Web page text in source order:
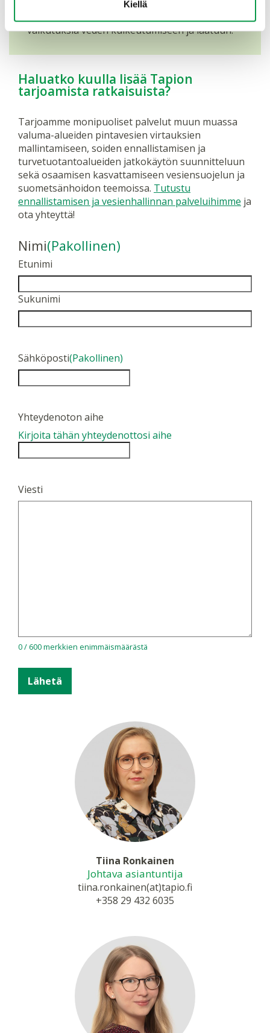
Kiellä
olevien tai suunniteltujen
vaikutuksia veden kulkeutumiseen ja laatuun.
Haluatko kuulla lisää Tapion
tarjoamista ratkaisuista?
Tarjoamme monipuoliset palvelut muun muassa
valuma-alueiden pintavesien virtauksien
mallintamiseen, soiden ennallistamisen ja
turvetuotantoalueiden jatkokäytön suunnitteluun
sekä osaamisen kasvattamiseen vesiensuojelun ja
suometsänhoidon teemoissa. Tutustu
ennallistamisen ja vesienhallinnan palveluihimme ja
ota yhteyttä!
Nimi(Pakollinen)
Etunimi
Sukunimi
Sähköposti(Pakollinen)
Yhteydenoton aihe
Kirjoita tähän yhteydenottosi aihe
Viesti
0 / 600 merkkien enimmäismäärästä
Tiina Ronkainen
Johtava asiantuntija
tiina.ronkainen(at)tapio.fi
+358 29 432 6035